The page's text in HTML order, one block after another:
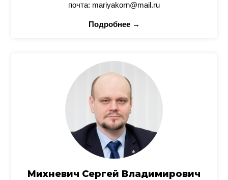
почта: mariyakorn@mail.ru
Подробнее →
Михневич Сергей Владимирович